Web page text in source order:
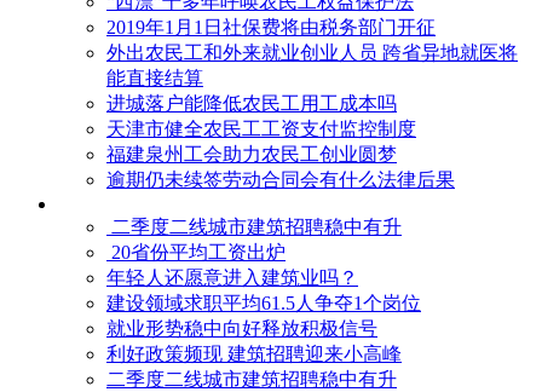
2019年1月1日社保费将由税务部门开征
外出农民工和外来就业创业人员 跨省异地就医将
能直接结算
进城落户能降低农民工用工成本吗
天津市健全农民工工资支付监控制度
福建泉州工会助力农民工创业圆梦
逾期仍未续签劳动合同会有什么法律后果
二季度二线城市建筑招聘稳中有升
20省份平均工资出炉
年轻人还愿意进入建筑业吗？
建设领域求职平均61.5人争夺1个岗位
就业形势稳中向好释放积极信号
利好政策频现 建筑招聘迎来小高峰
二季度二线城市建筑招聘稳中有升